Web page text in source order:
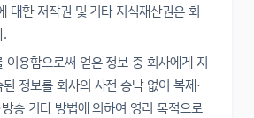
대한 저작권 및 기타 지식재산권은 회
.
이용함으로써 얻은 정보 중 회사에게 지
정보를 회사의 사전 승낙 없이 복제·
방송 기타 방법에 의하여 영리 목적으로